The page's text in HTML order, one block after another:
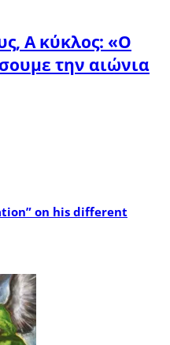
Α κύκλος: «Ο
την αιώνια
on his different